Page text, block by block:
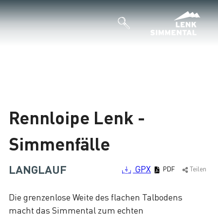
Rennloipe Lenk -
Simmenfälle
LANGLAUF GPX PDF Teilen
Die grenzenlose Weite des flachen Talbodens
macht das Simmental zum echten